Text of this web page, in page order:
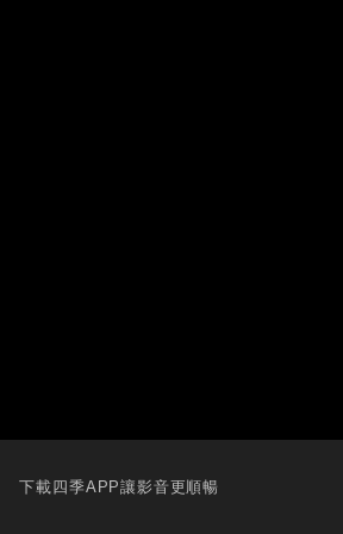
下載四季APP讓影音更順暢